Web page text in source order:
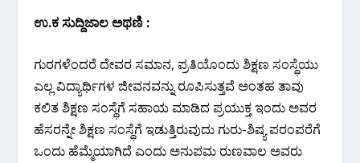
ಉ.ಕ ಸುದ್ದಿಜಾಲ ಅಥಣಿ :
ಗುರಗಳೆಂದರೆ ದೇವರ ಸಮಾನ, ಪ್ರತಿಯೊಂದು ಶಿಕ್ಷಣ ಸಂಸ್ಥೆಯು
ಎಲ್ಲ ವಿದ್ಯಾರ್ಥಿಗಳ ಜೀವನವನ್ನು ರೂಪಿಸುತ್ತವೆ ಅಂತಹ ತಾವು
ಕಲಿತ ಶಿಕ್ಷಣ ಸಂಸ್ಥೆಗೆ ಸಹಾಯ ಮಾಡಿದ ಪ್ರಯುಕ್ತ ಇಂದು ಅವರ
ಹೆಸರನ್ನೇ ಶಿಕ್ಷಣ ಸಂಸ್ಥೆಗೆ ಇಡುತ್ತಿರುವುದು ಗುರು-ಶಿಷ್ಯ ಪರಂಪರೆಗೆ
ಒಂದು ಹೆಮ್ಮೆಯಾಗಿದೆ ಎಂದು ಅನುಪಮ ರುಣವಾಲ ಅವರು